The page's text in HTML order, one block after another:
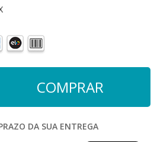
DA SUA ENTREGA